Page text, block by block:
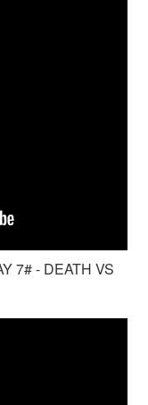
7# - DEATH VS